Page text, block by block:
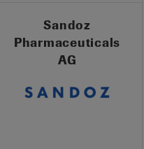
Sandoz
Pharmaceuticals
AG